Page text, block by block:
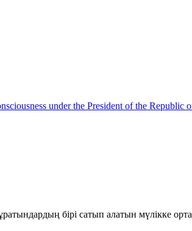
under the President of the Republic
бірі сатып алатын мүлікке